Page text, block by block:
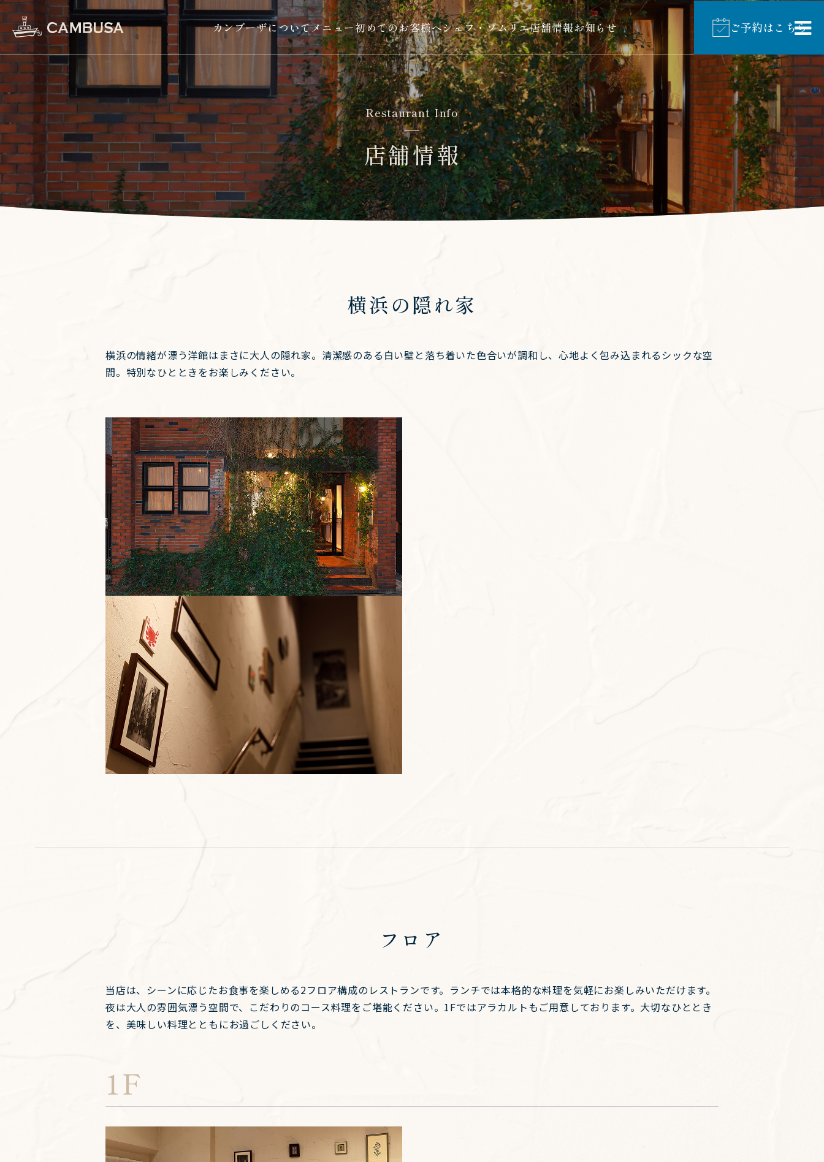
カンブーザについてメニュー初めてのお客様へシェフ・ソムリエ店舗情報お知らせ ご予約はこちら
Restaurant Info
店舗情報
横浜の隠れ家
横浜の情緒が漂う洋館はまさに大人の隠れ家。清潔感のある白い壁と落ち着いた色合いが調和し、心地よく包み込まれるシックな空
間。特別なひとときをお楽しみください。
フロア
当店は、シーンに応じたお食事を楽しめる2フロア構成のレストランです。ランチでは本格的な料理を気軽にお楽しみいただけます。
夜は大人の雰囲気漂う空間で、こだわりのコース料理をご堪能ください。1Fではアラカルトもご用意しております。大切なひととき
を、美味しい料理とともにお過ごしください。
1F